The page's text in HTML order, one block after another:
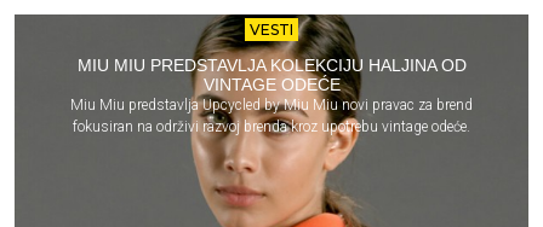
VESTI
MIU MIU PREDSTAVLJA KOLEKCIJU HALJINA OD
VINTAGE ODEĆE
Miu Miu predstavlja Upcycled by Miu Miu novi pravac za brend
fokusiran na održivi razvoj brenda kroz upotrebu vintage odeće.